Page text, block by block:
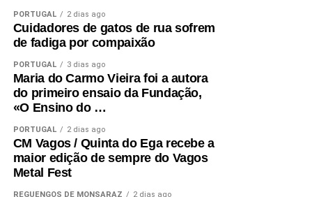
PORTUGAL 2 dias ago
Cuidadores de gatos de rua sofrem
de fadiga por compaixão
PORTUGAL 3 dias ago
Maria do Carmo Vieira foi a autora
do primeiro ensaio da Fundação,
«O Ensino do …
PORTUGAL 2 dias ago
CM Vagos / Quinta do Ega recebe a
maior edição de sempre do Vagos
Metal Fest
REGUENGOS DE MONSARAZ 2 dias ago